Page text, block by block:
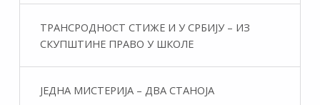
ТРАНСРОДНОСТ СТИЖЕ И У СРБИЈУ – ИЗ
СКУПШТИНЕ ПРАВО У ШКОЛЕ
ЈЕДНА МИСТЕРИЈА – ДВА СТАНОЈА